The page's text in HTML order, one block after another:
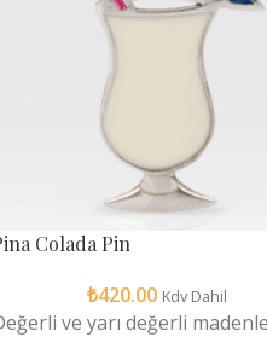
Colada Pin
₺420.00 Kdv Dahil
ve yarı değerli